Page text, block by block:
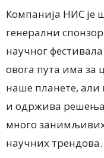
Компанија НИС је
генерални
научног фестивала
овога пута има за
наше планете,
и одржива решења
много
научних трендова.